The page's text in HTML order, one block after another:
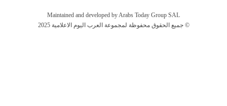
Maintained and developed by Arabs Today Group SAL
جميع الحقوق محفوظة لمجموعة العرب اليوم الاعلامية 2025 ©